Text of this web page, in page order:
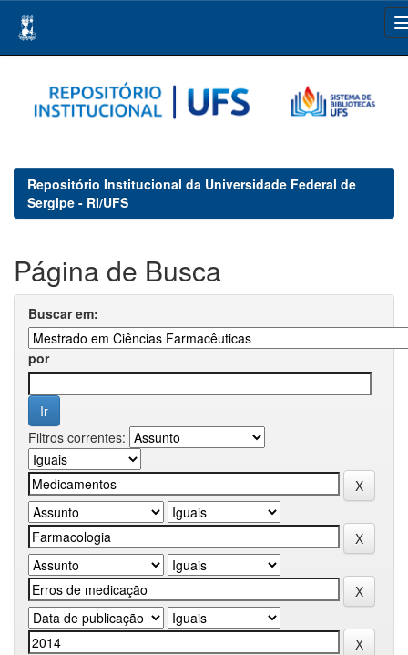
navigation
Repositório Institucional da Universidade Federal de
Sergipe - RI/UFS
Página de Busca
Buscar em:
por
Filtros correntes: